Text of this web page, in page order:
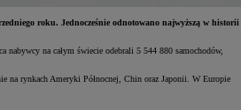
roku. Jednocześnie odnotowano najwyższą w historii
na całym świecie odebrali 5 544 880 samochodów,
na rynkach Ameryki Północnej, Chin oraz Japonii. W Europie